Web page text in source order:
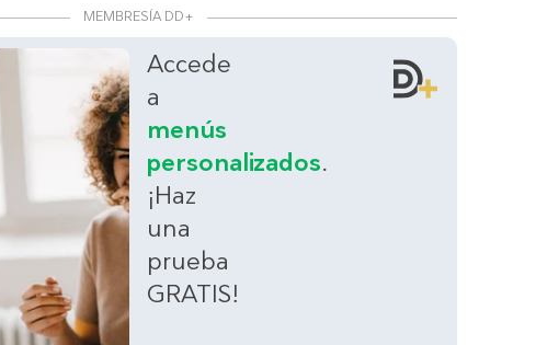
MEMBRESÍA DD+
Accede
a
menús
personalizados.
¡Haz
una
prueba
GRATIS!